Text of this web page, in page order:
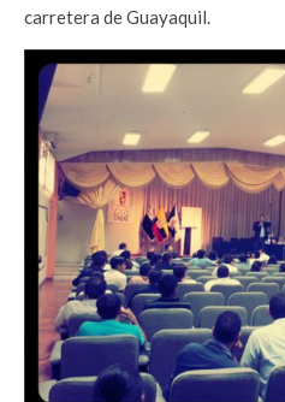
carretera de Guayaquil.